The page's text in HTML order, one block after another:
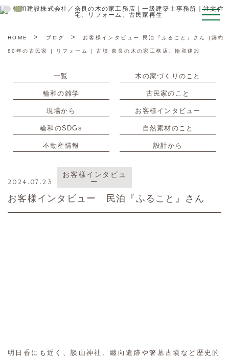
toggle
HOME > ブログ > お客様インタビュー 民泊『ふること』さん |築約
80年の古民家 | リフォーム | 古墳 奈良の木の家工務店、輪和建設
一覧 木の家づくりのこと
輪和の雑学 古民家のこと
現場から お客様インタビュー
輪和のSDGs 自然素材のこと
不動産情報 設計から
2024.07.23
お客様インタビュ
ー
お客様インタビュー 民泊『ふること』さん
明日香にも近く、談山神社、纏向遺跡や箸墓古墳など歴史的